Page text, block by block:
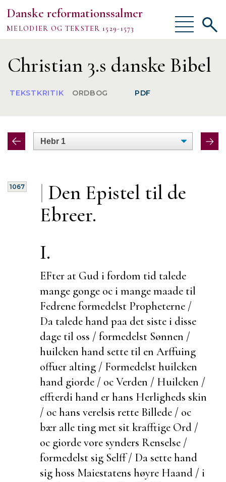
Danske reformationssalmer
MELODIER OG TEKSTER 1529-1573
Vis/skjul
menu
Om
TEKSTER
MELODIER
Vis/
Christian 3.s danske Bibel
TEKSTKRITIK ORDBOG PDF
|
1067 Den Epistel til de
Ebreer.
I.
EFter at Gud i fordom tid talede
mange gonge oc i mange maade til
Fedrene formedelst Propheterne /
Da talede hand paa det siste i disse
dage til oss / formedelst Sønnen /
huilcken hand sette til en Arffuing
offuer alting / Formedelst huilcken
hand giorde / oc Verden / Huilcken /
effterdi hand er hans Herligheds skin
/ oc hans verelsis rette Billede / oc
bær alle ting met sit krafftige Ord /
oc giorde vore synders Renselse /
formedelst sig Selff / Da sette hand
sig hoss Maiestatens høyre Haand / i